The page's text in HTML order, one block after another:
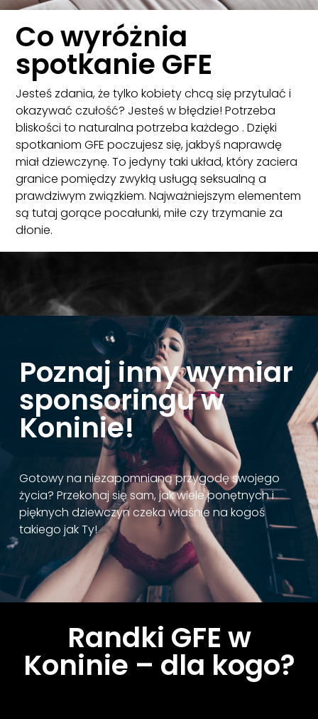
Co wyróżnia
spotkanie GFE
Jesteś zdania, że tylko kobiety chcą się przytulać i
okazywać czułość? Jesteś w błędzie! Potrzeba
bliskości to naturalna potrzeba każdego . Dzięki
spotkaniom GFE poczujesz się, jakbyś naprawdę
miał dziewczynę. To jedyny taki układ, który zaciera
granice pomiędzy zwykłą usługą seksualną a
prawdziwym związkiem. Najważniejszym elementem
są tutaj gorące pocałunki, miłe czy trzymanie za
dłonie.
Poznaj inny wymiar
sponsoringu w
Koninie!
Gotowy na niezapomnianą przygodę swojego
życia? Przekonaj się sam, jak wiele ponętnych i
pięknych dziewczyn czeka właśnie na kogoś
takiego jak Ty!
Randki GFE w
Koninie – dla kogo?